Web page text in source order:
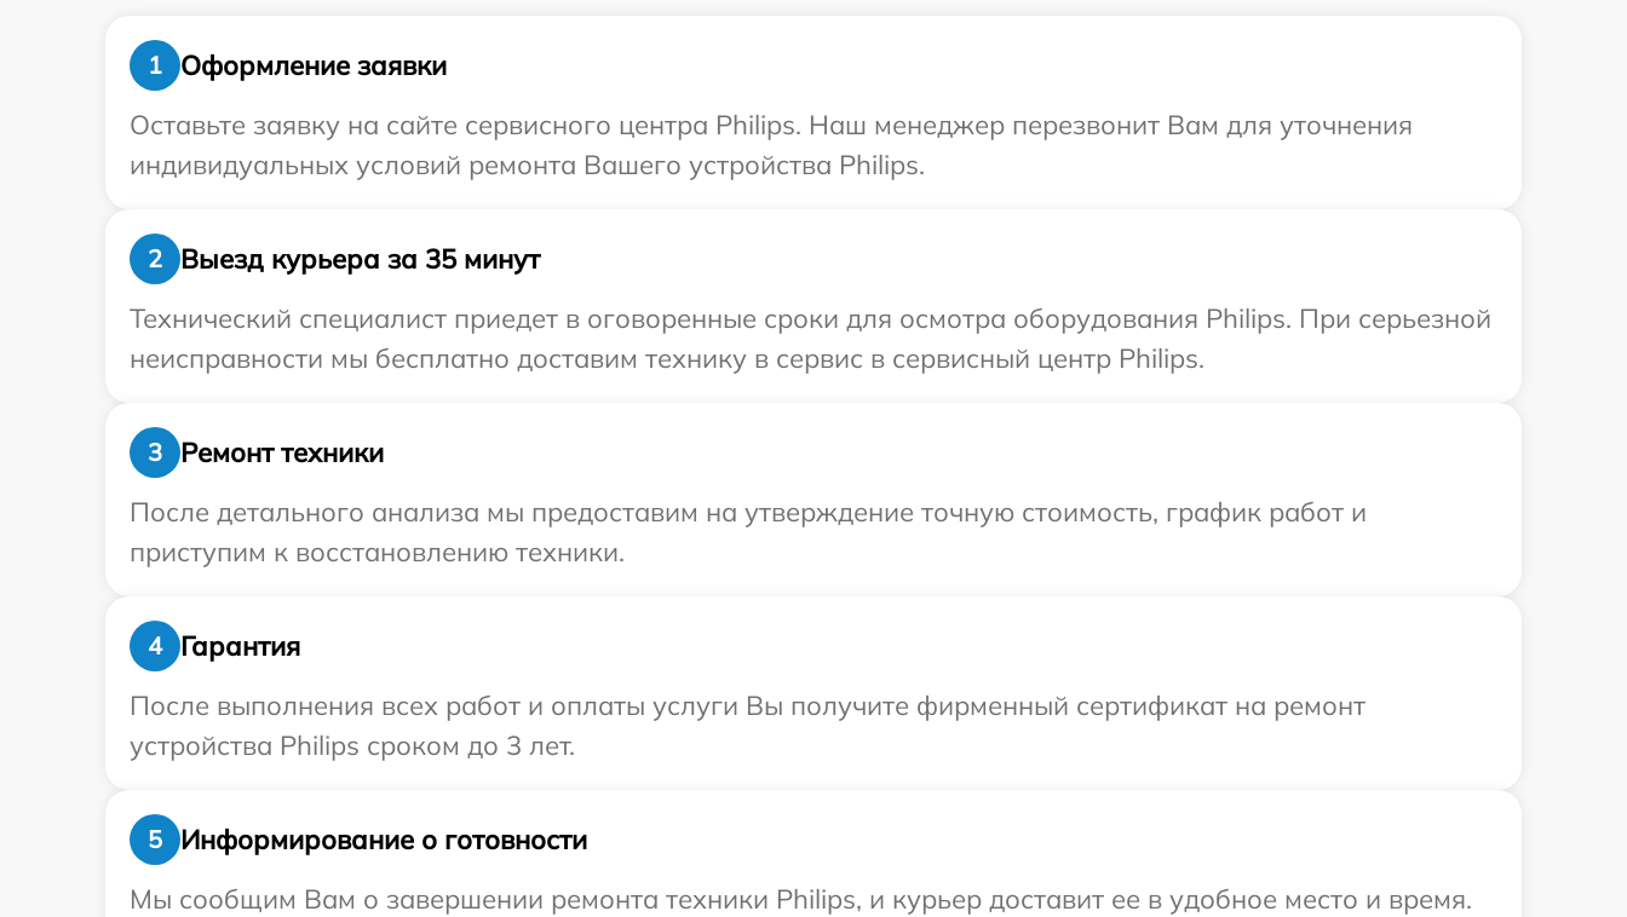
1
Оформление заявки
Оставьте заявку на сайте сервисного центра Philips. Наш менеджер перезвонит Вам для уточнения
индивидуальных условий ремонта Вашего устройства Philips.
2
Выезд курьера за 35 минут
Технический специалист приедет в оговоренные сроки для осмотра оборудования Philips. При серьезной
неисправности мы бесплатно доставим технику в сервис в сервисный центр Philips.
3
Ремонт техники
После детального анализа мы предоставим на утверждение точную стоимость, график работ и
приступим к восстановлению техники.
4
Гарантия
После выполнения всех работ и оплаты услуги Вы получите фирменный сертификат на ремонт
устройства Philips сроком до 3 лет.
5
Информирование о готовности
Мы сообщим Вам о завершении ремонта техники Philips, и курьер доставит ее в удобное место и время.